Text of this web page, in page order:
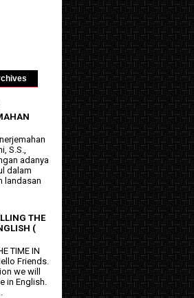
S.S.,
adanya
dalam
landasan
THE
(
TIME IN
Friends.
we will
in English.